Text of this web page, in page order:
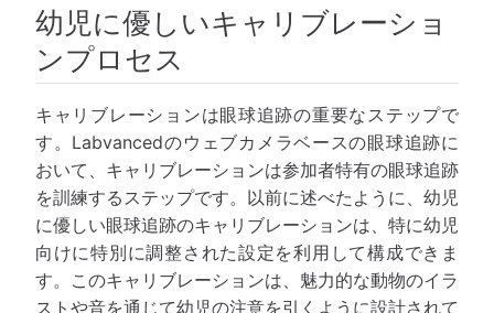
幼児に優しいキャリブレーショ
ンプロセス
キャリブレーションは眼球追跡の重要なステップで
す。Labvancedのウェブカメラベースの眼球追跡に
おいて、キャリブレーションは参加者特有の眼球追跡
を訓練するステップです。以前に述べたように、幼児
に優しい眼球追跡のキャリブレーションは、特に幼児
向けに特別に調整された設定を利用して構成できま
す。このキャリブレーションは、魅力的な動物のイラ
ストや音を通じて幼児の注意を引くように設計されて